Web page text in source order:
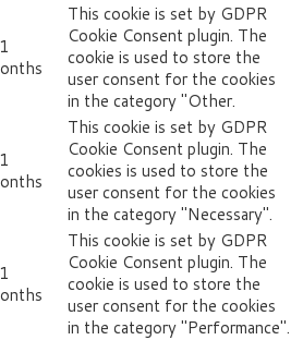
This cookie is set by GDPR
Cookie Consent plugin. The
cookie is used to store the
user consent for the cookies
in the category "Other.
This cookie is set by GDPR
Cookie Consent plugin. The
cookies is used to store the
user consent for the cookies
in the category "Necessary".
This cookie is set by GDPR
Cookie Consent plugin. The
cookie is used to store the
user consent for the cookies
in the category "Performance".